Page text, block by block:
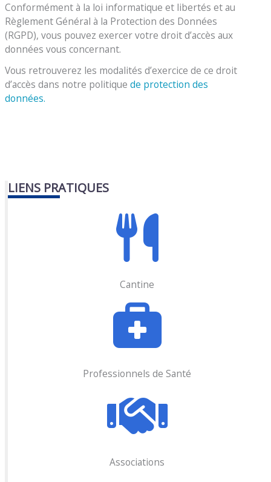
Conformément à la loi informatique et libertés et au
Règlement Général à la Protection des Données
(RGPD), vous pouvez exercer votre droit d’accès aux
données vous concernant.
Vous retrouverez les modalités d’exercice de ce droit
d’accès dans notre politiquede protection des
données.
LIENS PRATIQUES
Cantine
Professionnels de Santé
Associations